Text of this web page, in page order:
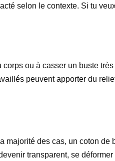
selon le contexte. Si tu
ou à casser un buste très
peuvent apporter du
majorité des cas, un coton de
transparent, se déformer